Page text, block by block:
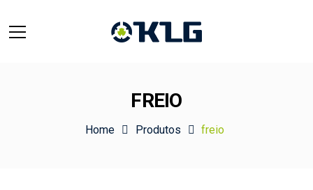
FREIO
Home Produtos freio